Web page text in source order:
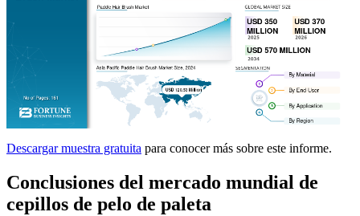
Descargar muestra gratuita para conocer más sobre este informe.
Conclusiones del mercado mundial de
cepillos de pelo de paleta